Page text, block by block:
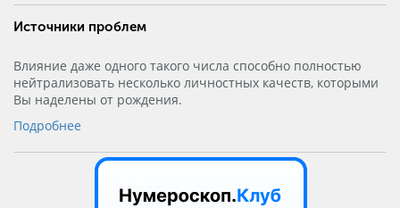
Источники проблем
Влияние даже одного такого числа способно полностью
нейтрализовать несколько личностных качеств, которыми
Вы наделены от рождения.
Подробнее